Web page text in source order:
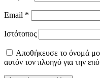
Email *
Ιστότοπος
Αποθήκευσε το όνομά
αυτόν τον πλοηγό για την